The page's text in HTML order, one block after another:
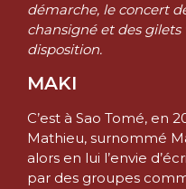
démarche, le concert
chansigné et des
disposition.
MAKI
C’est à Sao Tomé, en
Mathieu, surnommé
alors en lui l’envie
par des groupes